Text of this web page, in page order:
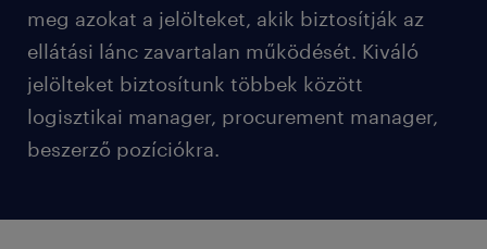
meg azokat a jelölteket, akik biztosítják az
ellátási lánc zavartalan működését. Kiváló
jelölteket biztosítunk többek között
logisztikai manager, procurement manager,
beszerző pozíciókra.